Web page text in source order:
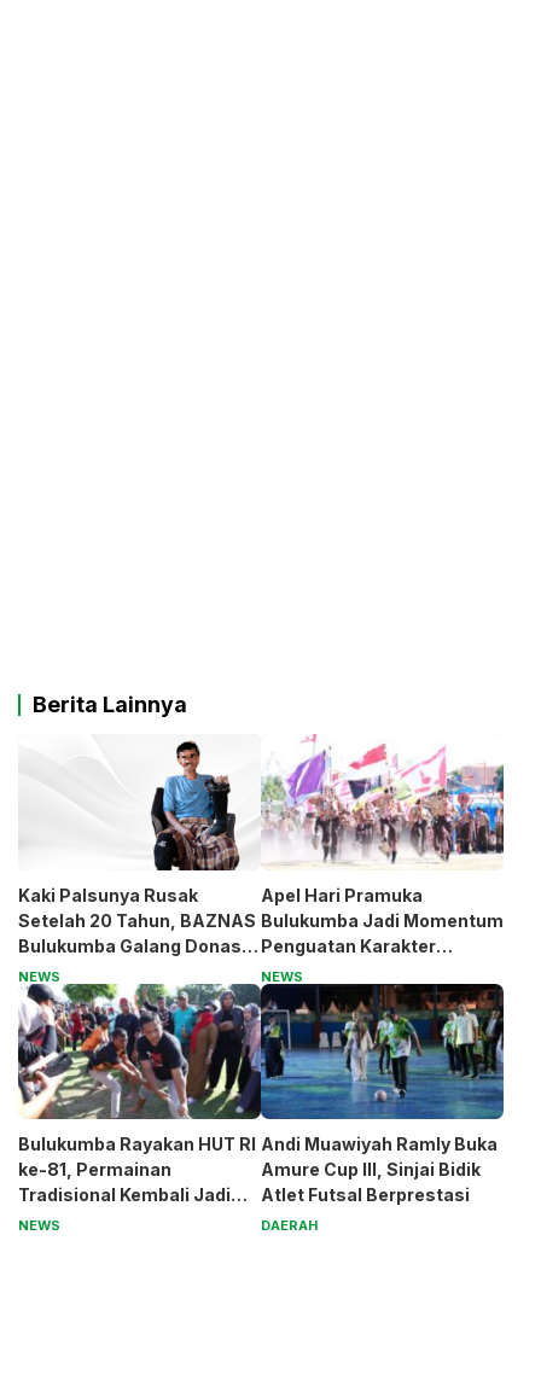
Berita Lainnya
Kaki Palsunya Rusak
Setelah 20 Tahun, BAZNAS
Bulukumba Galang Donasi
untuk Pak Pardi
NEWS
Apel Hari Pramuka
Bulukumba Jadi Momentum
Penguatan Karakter
Generasi Muda
NEWS
Bulukumba Rayakan HUT RI
ke-81, Permainan
Tradisional Kembali Jadi
Magnet
NEWS
Andi Muawiyah Ramly Buka
Amure Cup III, Sinjai Bidik
Atlet Futsal Berprestasi
DAERAH